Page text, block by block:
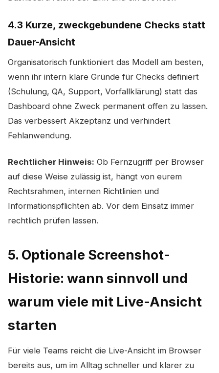
4.3 Kurze, zweckgebundene Checks statt
Dauer-Ansicht
Organisatorisch funktioniert das Modell am besten,
wenn ihr intern klare Gründe für Checks definiert
(Schulung, QA, Support, Vorfallklärung) statt das
Dashboard ohne Zweck permanent offen zu lassen.
Das verbessert Akzeptanz und verhindert
Fehlanwendung.
Rechtlicher Hinweis: Ob Fernzugriff per Browser
auf diese Weise zulässig ist, hängt von eurem
Rechtsrahmen, internen Richtlinien und
Informationspflichten ab. Vor dem Einsatz immer
rechtlich prüfen lassen.
5. Optionale Screenshot-
Historie: wann sinnvoll und
warum viele mit Live-Ansicht
starten
Für viele Teams reicht die Live-Ansicht im Browser
bereits aus, um im Alltag schneller und klarer zu